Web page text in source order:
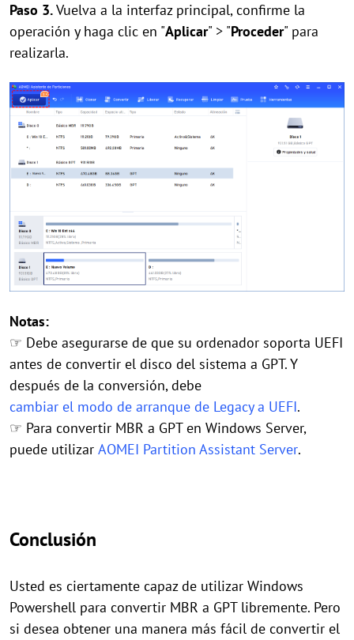
Paso 3.Vuelva a la interfaz principal, confirme la
operación y haga clic en "Aplicar" > "Proceder" para
realizarla.
Notas:
☞ Debe asegurarse de que su ordenador soporta UEFI
antes de convertir el disco del sistema a GPT. Y
después de la conversión, debe
cambiar el modo de arranque de Legacy a UEFI.
☞ Para convertir MBR a GPT en Windows Server,
puede utilizar AOMEI Partition Assistant Server.
Conclusión
Usted es ciertamente capaz de utilizar Windows
Powershell para convertir MBR a GPT libremente. Pero
si desea obtener una manera más fácil de convertir el